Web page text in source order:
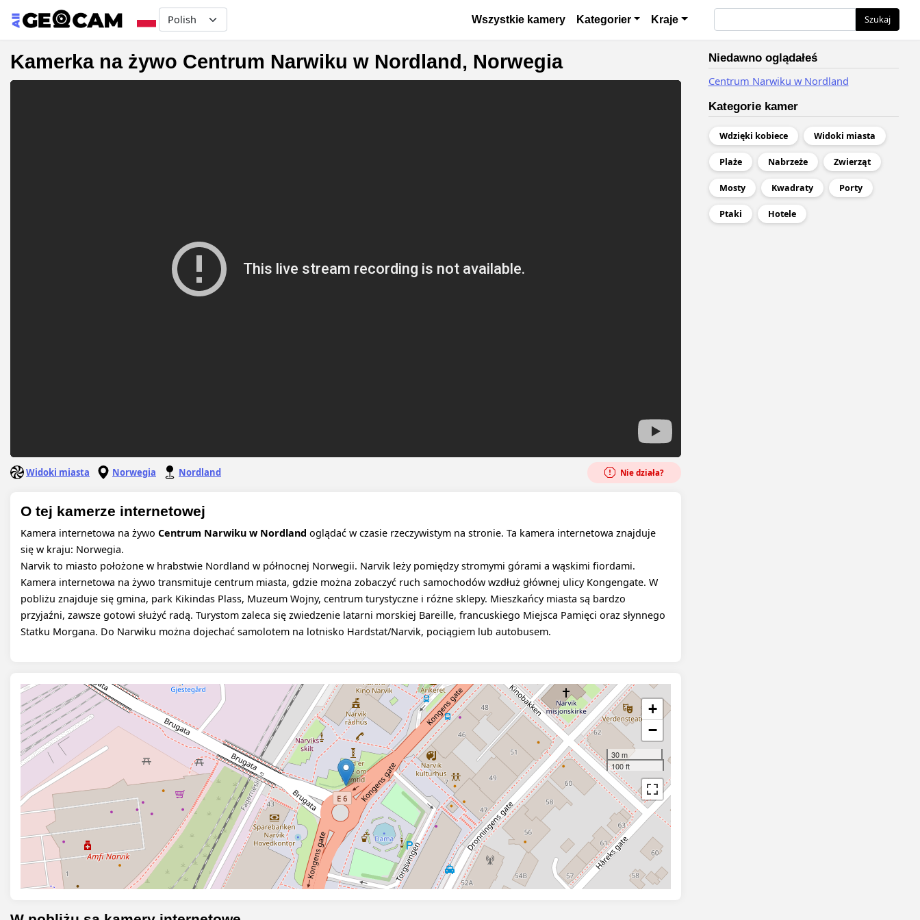
Select your language Основная навигация
Wszystkie kamery Kategorier Kraje Szukaj
Kamerka na żywo Centrum Narwiku w Nordland, Norwegia
Widoki miasta Norwegia Nordland Nie działa?
O tej kamerze internetowej
Kamera internetowa na żywo Centrum Narwiku w Nordland oglądać w czasie rzeczywistym na stronie. Ta kamera internetowa znajduje
się w kraju: Norwegia.
Narvik to miasto położone w hrabstwie Nordland w północnej Norwegii. Narvik leży pomiędzy stromymi górami a wąskimi fiordami.
Kamera internetowa na żywo transmituje centrum miasta, gdzie można zobaczyć ruch samochodów wzdłuż głównej ulicy Kongengate. W
pobliżu znajduje się gmina, park Kikindas Plass, Muzeum Wojny, centrum turystyczne i różne sklepy. Mieszkańcy miasta są bardzo
przyjaźni, zawsze gotowi służyć radą. Turystom zaleca się zwiedzenie latarni morskiej Bareille, francuskiego Miejsca Pamięci oraz słynnego
Statku Morgana. Do Narwiku można dojechać samolotem na lotnisko Hardstat/Narvik, pociągiem lub autobusem.
+
−
30 m
100 ft
Niedawno oglądałeś
Centrum Narwiku w Nordland
Kategorie kamer
Wdzięki kobiece Widoki miasta
Plaże Nabrzeże Zwierząt
Mosty Kwadraty Porty
Ptaki Hotele